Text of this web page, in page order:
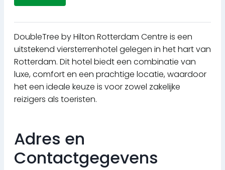
DoubleTree by Hilton Rotterdam Centre is een
uitstekend viersterrenhotel gelegen in het hart van
Rotterdam. Dit hotel biedt een combinatie van
luxe, comfort en een prachtige locatie, waardoor
het een ideale keuze is voor zowel zakelijke
reizigers als toeristen.
Adres en
Contactgegevens